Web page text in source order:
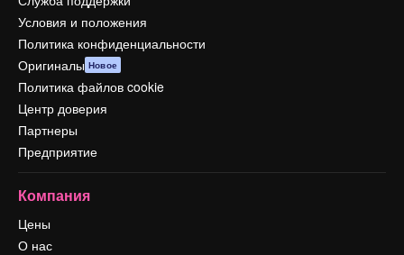
Условия и положения
Политика конфиденциальности
Оригиналы Новое
Политика файлов cookie
Центр доверия
Партнеры
Предприятие
Компания
Цены
О нас